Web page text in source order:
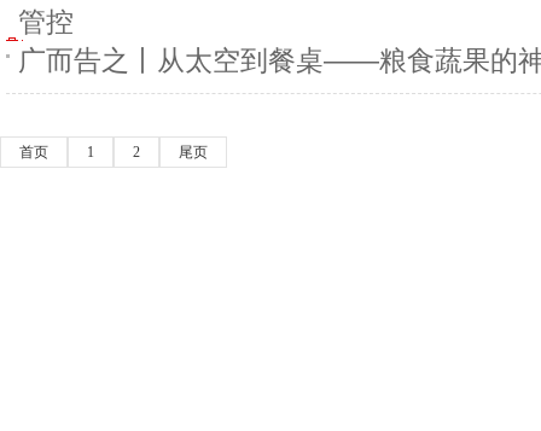
管控
广而告之丨从太空到餐桌——粮食蔬果的
首页 1 2 尾页